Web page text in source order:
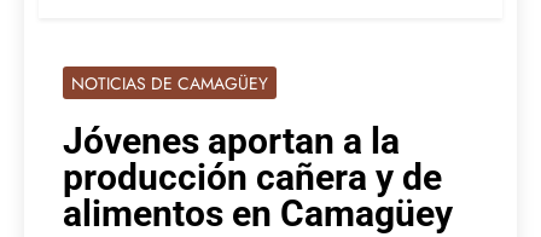
NOTICIAS DE CAMAGÜEY
Jóvenes aportan a la
producción cañera y de
alimentos en Camagüey